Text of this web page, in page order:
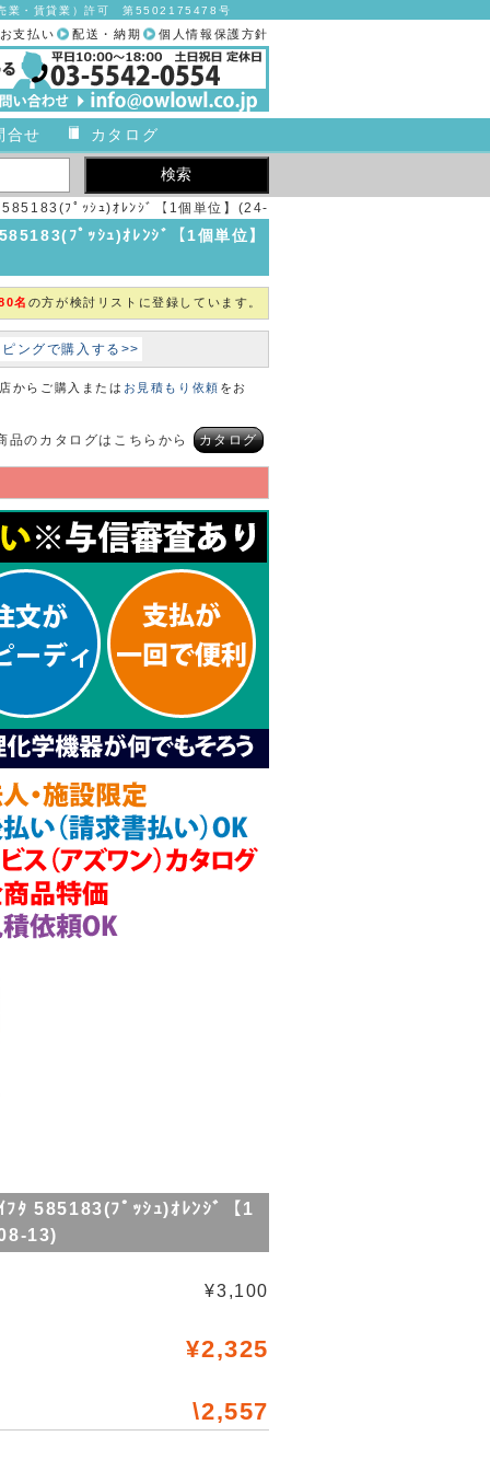
業・賃貸業）許可 第5502175478号
個人情報保護方針
配送・納期
お支払い
合せ カタログ
ﾌﾟｯｼｭ)ｵﾚﾝｼﾞ【1個単位】(24-
2008-13)
ﾌﾟｯｼｭ)ｵﾚﾝｼﾞ【1個単位】
名 の方が検討リストに登録しています。
ングで購入する>>
からご購入または お見積もり依頼 をお
品のカタログはこちらから カタログ
ﾌﾀ 585183(ﾌﾟｯｼｭ)ｵﾚﾝｼﾞ【1
13)
¥3,100
¥2,325
\2,557